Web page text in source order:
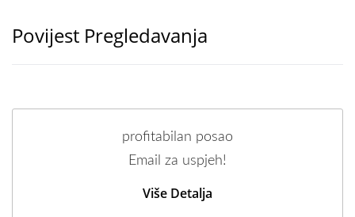
Povijest Pregledavanja
profitabilan posao
Email za uspjeh!
Više Detalja